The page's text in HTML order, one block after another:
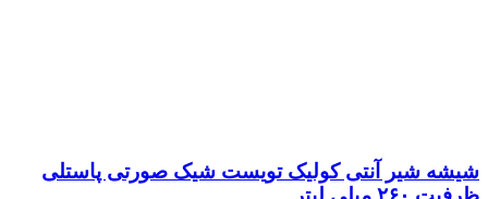
شیشه شیر آنتی کولیک تویست شیک صورتی پاستلی